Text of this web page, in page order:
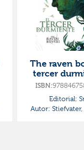
The raven
tercer
ISBN:
Editorial:
Autor: